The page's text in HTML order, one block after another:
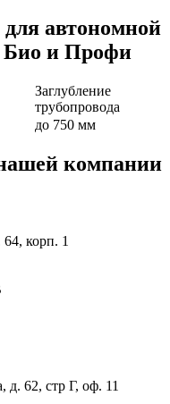
автономной
Био и Профи
Заглубление
трубопровода
до 750 мм
компании
64, корп. 1
д. 62, стр Г, оф. 11